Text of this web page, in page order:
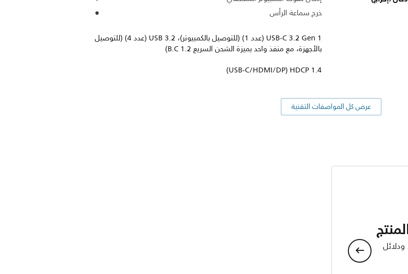
خرج سماعة الرأس
USB-C 3.2 Gen 1 (عدد 1) (للتوصيل بالكمبيوتر)، USB 3.2 (عدد 4) (للتوصيل
بالأجهزة، مع منفذ واحد بميزة الشحن السريع B.C 1.2)
HDCP 1.4‏ (DP‏/HDMI/‏USB-C)
عرض كل المواصفات التقنية
ودلائل